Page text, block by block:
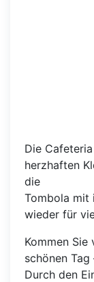
Die
herzhaften
die
Tombola mit
wieder für
Kommen Sie
schönen
Durch den